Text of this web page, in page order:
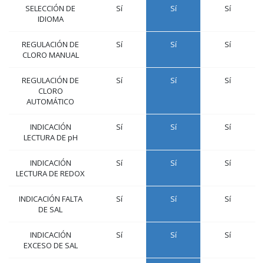
SELECCIÓN DE
IDIOMA
Sí Sí Sí
REGULACIÓN DE
CLORO MANUAL
Sí Sí Sí
REGULACIÓN DE
CLORO
AUTOMÁTICO
Sí Sí Sí
INDICACIÓN
LECTURA DE pH
Sí Sí Sí
INDICACIÓN
LECTURA DE REDOX
Sí Sí Sí
INDICACIÓN FALTA
DE SAL
Sí Sí Sí
INDICACIÓN
EXCESO DE SAL
Sí Sí Sí